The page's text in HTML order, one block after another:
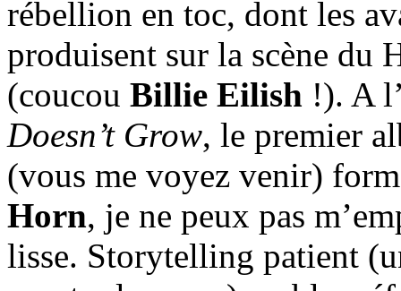
rébellion en toc, dont les
produisent sur la scène du
(coucou Billie Eilish !). A
Doesn’t Grow, le premier
(vous me voyez venir)
Horn, je ne peux pas
lisse. Storytelling patient